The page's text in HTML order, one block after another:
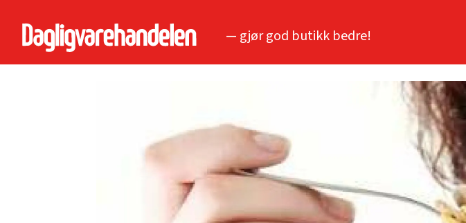
— gjør god butikk bedre!